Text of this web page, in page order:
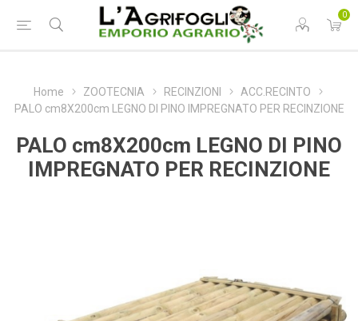
0
Home ZOOTECNIA RECINZIONI
ACC.RECINTO
PALO cm8X200cm LEGNO DI PINO IMPREGNATO PER RECINZIONE
PALO cm8X200cm LEGNO DI PINO
IMPREGNATO PER RECINZIONE